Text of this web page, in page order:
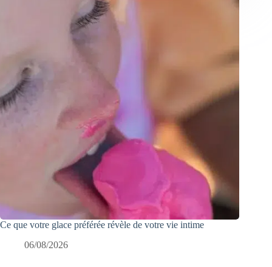
Ce que votre glace préférée révèle de votre vie intime
06/08/2026